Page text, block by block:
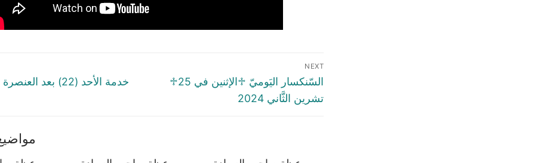
خدمة الأحد (22) بعد العنصرة 24/11/2024
NEXT
Next
♱السّنكسار اليَوميّ ♱الإثنين في 25
تشرين الثَّاني 2024